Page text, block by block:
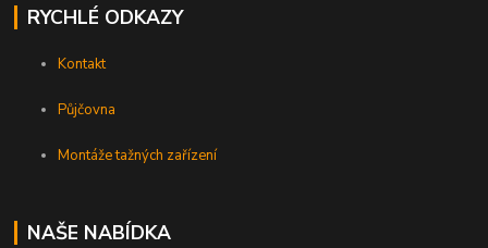
RYCHLÉ ODKAZY
Kontakt
Půjčovna
Montáže tažných zařízení
NAŠE NABÍDKA